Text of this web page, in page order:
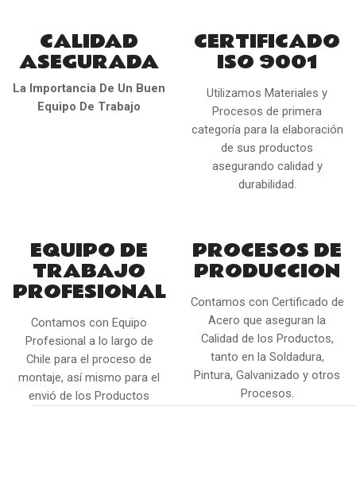
CALIDAD
ASEGURADA
La Importancia De Un Buen
Equipo De Trabajo
CERTIFICADO
ISO 9001
Utilizamos Materiales y
Procesos de primera
categoría para la elaboración
de sus productos
asegurando calidad y
durabilidad.
EQUIPO DE
TRABAJO
PROFESIONAL
Contamos con Equipo
Profesional a lo largo de
Chile para el proceso de
montaje, así mismo para el
envió de los Productos
PROCESOS DE
PRODUCCION
Contamos con Certificado de
Acero que aseguran la
Calidad de los Productos,
tanto en la Soldadura,
Pintura, Galvanizado y otros
Procesos.